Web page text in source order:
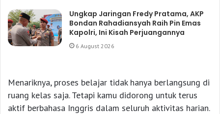
Ungkap Jaringan Fredy Pratama, AKP
Bondan Rahadiansyah Raih Pin Emas
Kapolri, Ini Kisah Perjuangannya
6 August 2026
Menariknya, proses belajar tidak hanya berlangsung di
ruang kelas saja. Tetapi kamu didorong untuk terus
aktif berbahasa Inggris dalam seluruh aktivitas harian.